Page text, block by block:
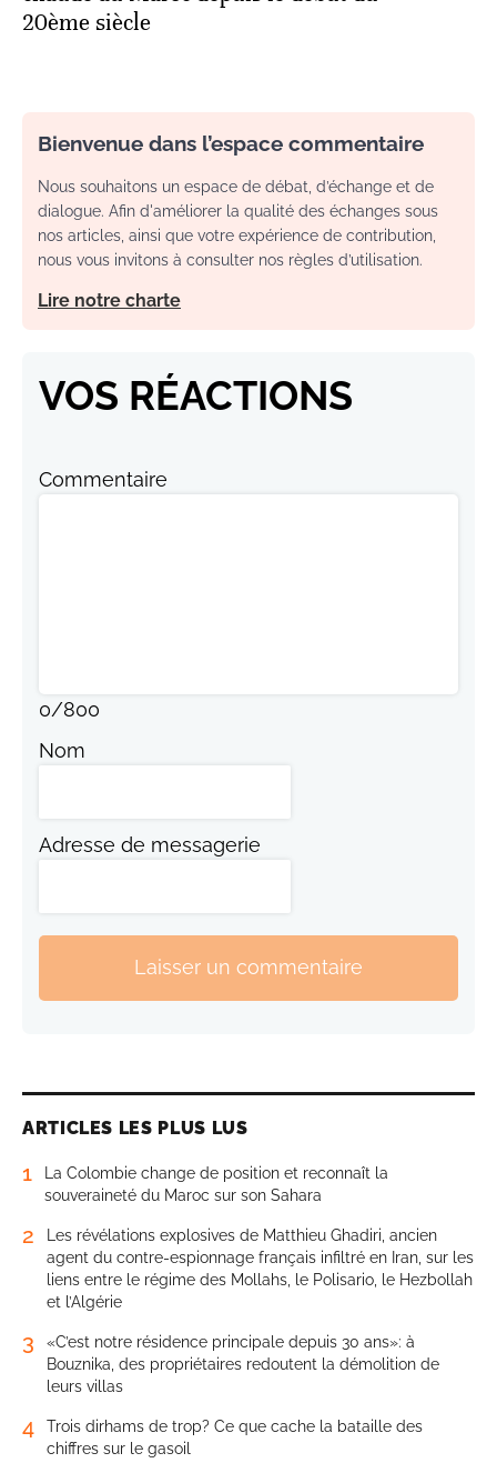
20ème siècle
Bienvenue dans l’espace commentaire
Nous souhaitons un espace de débat, d’échange et de
dialogue. Afin d'améliorer la qualité des échanges sous
nos articles, ainsi que votre expérience de contribution,
nous vous invitons à consulter nos règles d’utilisation.
Lire notre charte
VOS RÉACTIONS
Commentaire
0/800
Nom
Adresse de messagerie
Laisser un commentaire
ARTICLES LES PLUS LUS
1
La Colombie change de position et reconnaît la
souveraineté du Maroc sur son Sahara
2
Les révélations explosives de Matthieu Ghadiri, ancien
agent du contre-espionnage français infiltré en Iran, sur les
liens entre le régime des Mollahs, le Polisario, le Hezbollah
et l’Algérie
3
«C’est notre résidence principale depuis 30 ans»: à
Bouznika, des propriétaires redoutent la démolition de
leurs villas
4
Trois dirhams de trop? Ce que cache la bataille des
chiffres sur le gasoil